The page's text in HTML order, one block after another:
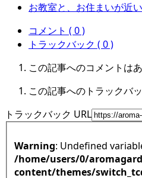
お教室と、お住まいが近
コメント ( 0 )
トラックバック ( 0 )
この記事へのコメントはあ
この記事へのトラックバ
トラックバック URL
Warning : Undefined
/home/users/0/
content/themes/